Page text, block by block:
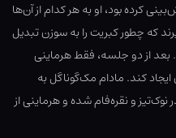
کرده بود، او به هر کدام از آن‌ها
که چطور کبریت را به سوزن تبدیل
بعد از دو جلسه، فقط هرماینی
کند. مادام مک‌گوناگل به
و نقره‌فام شده و هرماینی از